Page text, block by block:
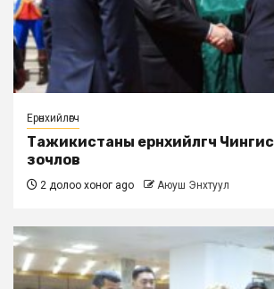
Ерөнхийлөгч
Тажикистаны ерөнхийлөгч
зочлов
2 долоо хоног ago Аюуш Энхтуул